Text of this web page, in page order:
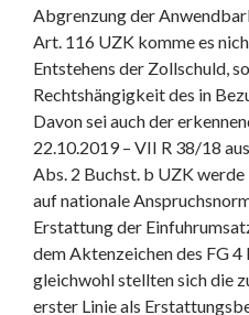
Abgrenzung der
Art. 116 UZK komme es
Entstehens der Zollschuld,
Rechtshängigkeit des in
Davon sei auch der
22.10.2019 – VII R 38/18
Abs. 2 Buchst. b UZK
auf nationale
Erstattung der
dem Aktenzeichen des FG
gleichwohl stellten sich die
erster Linie als